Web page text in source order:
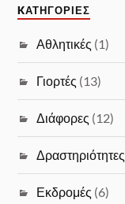
KΑΤΗΓΟΡΊΕΣ
Αθλητικές (1)
Γιορτές (13)
Διάφορες (12)
Δραστηριότητες
Εκδρομές (6)